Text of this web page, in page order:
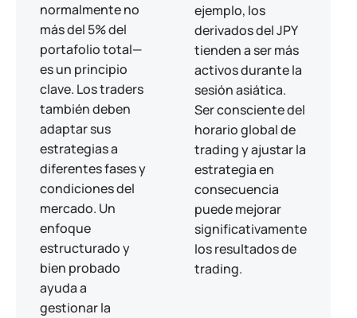
normalmente no
más del 5% del
portafolio total—
es un principio
clave. Los traders
también deben
adaptar sus
estrategias a
diferentes fases y
condiciones del
mercado. Un
enfoque
estructurado y
bien probado
ayuda a
gestionar la
ejemplo, los
derivados del JPY
tienden a ser más
activos durante la
sesión asiática.
Ser consciente del
horario global de
trading y ajustar la
estrategia en
consecuencia
puede mejorar
significativamente
los resultados de
trading.